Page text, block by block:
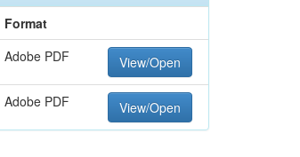
Format
Adobe PDF View/Open
Adobe PDF View/Open